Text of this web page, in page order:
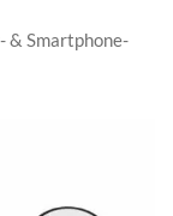
& Smartphone-